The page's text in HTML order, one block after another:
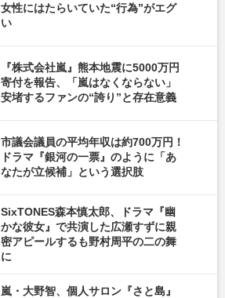
女性にはたらいていた“行為”がエグ
い
『株式会社嵐』熊本地震に5000万円
寄付を報告、「嵐はなくならない」
安堵するファンの“誇り”と存在意義
市議会議員の平均年収は約700万円！
ドラマ『銀河の一票』のように「あ
なたが立候補」という選択肢
SixTONES森本慎太郎、ドラマ『幽
かな彼女』で共演した広瀬すずに親
密アピールするも野村周平の二の舞
に
嵐・大野智、個人サロン『さと島』